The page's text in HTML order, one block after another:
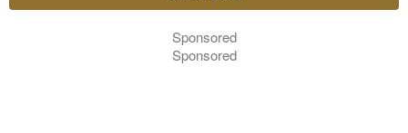
Sponsored
Sponsored